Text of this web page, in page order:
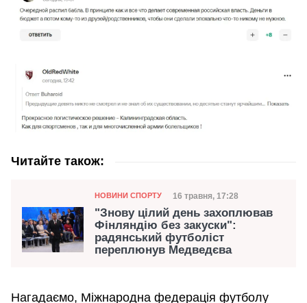
Читайте також:
Категорія
НОВИНИ СПОРТУ Дата публікації
16 травня, 17:28
"Знову цілий день захоплював
Фінляндію без закуски":
радянський футболіст
переплюнув Медведєва
Нагадаємо, Міжнародна федерація футболу